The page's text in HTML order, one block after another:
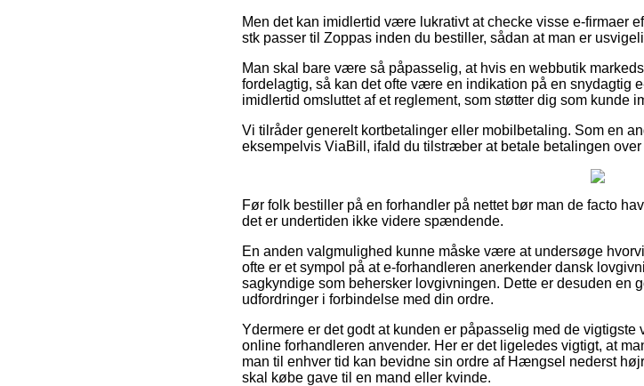
Men det kan imidlertid være lukrativt at checke visse e-firmaer
stk passer til Zoppas inden du bestiller, sådan at man er
Man skal bare være så påpasselig, at hvis en webbutik
fordelagtig, så kan det ofte være en indikation på en snydagtig
imidlertid omsluttet af et reglement, som støtter dig som kunde
Vi tilråder generelt kortbetalinger eller mobilbetaling. Som en
eksempelvis ViaBill, ifald du tilstræber at betale betalingen
Før folk bestiller på en forhandler på nettet bør man de facto
det er undertiden ikke videre spændende.
En anden valgmulighed kunne måske være at undersøge
ofte er et sympol på at e-forhandleren anerkender dansk
sagkyndige som behersker lovgivningen. Dette er desuden en
udfordringer i forbindelse med din ordre.
Ydermere er det godt at kunden er påpasselig med de
online forhandleren anvender. Her er det ligeledes vigtigt, at
man til enhver tid kan bevidne sin ordre af Hængsel nederst
skal købe gave til en mand eller kvinde.